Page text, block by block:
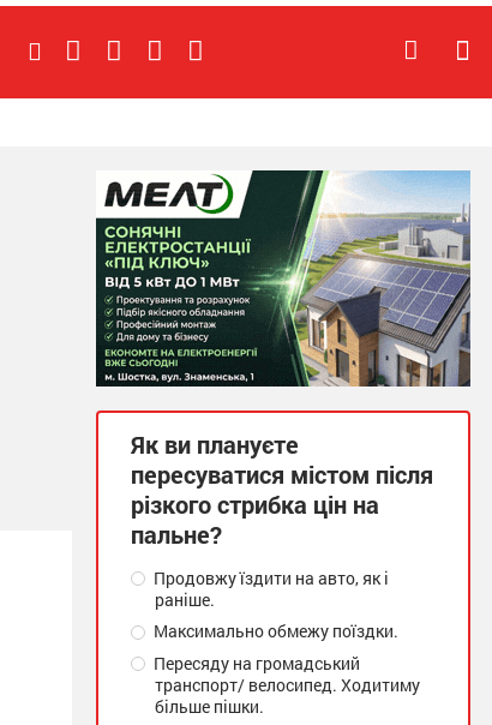
Як ви плануєте
пересуватися містом після
різкого стрибка цін на
пальне?
Продовжу їздити на авто, як і
раніше.
Максимально обмежу поїздки.
Пересяду на громадський
транспорт/ велосипед. Ходитиму
більше пішки.